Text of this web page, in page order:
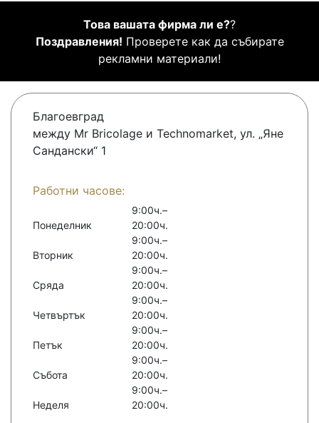
Това вашата фирма ли е??
Поздравления! Проверете как да събирате
рекламни материали!
Благоевград
между Mr Bricolage и Technomarket, ул. „Яне
Сандански“ 1
Работни часове:
Понеделник
9:00ч.–
20:00ч.
Вторник
9:00ч.–
20:00ч.
Сряда
9:00ч.–
20:00ч.
Четвъртък
9:00ч.–
20:00ч.
Петък
9:00ч.–
20:00ч.
Събота
9:00ч.–
20:00ч.
Неделя
9:00ч.–
20:00ч.